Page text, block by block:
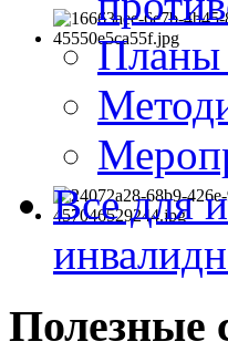
Планы
Все для
Полезные